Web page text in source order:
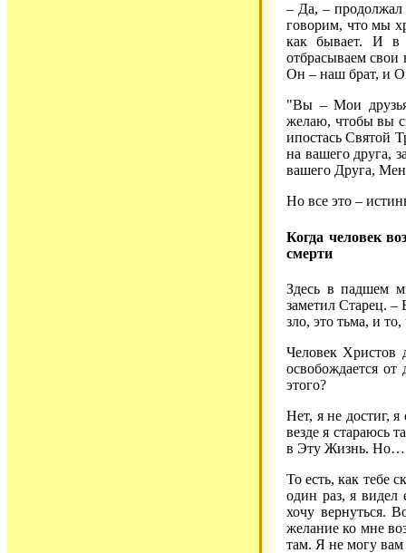
– Да, –
говорим, что мы
как бывает. И в
отбрасываем
Он – наш брат, и
"Вы – Мои
желаю, чтобы вы
ипостась Святой
на вашего друга,
вашего Друга,
Но все это –
Когда человек
смерти
Здесь в падшем
заметил Старец. –
зло, это тьма, и
Человек Христов
освобождается
этого?
Нет, я не достиг,
везде я стараюсь
в Эту Жизнь.
То есть, как тебе
один раз, я
хочу вернуться.
желание ко мне
там. Я не могу вам